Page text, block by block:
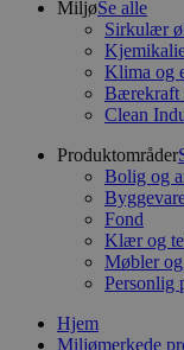
MiljøSe alle
Sirkulær
Klima og
Bærekraft
Clean
Produktområder
Bolig og
Fond
Klær og
Møbler
Personlig
Hjem
Miljømerkede